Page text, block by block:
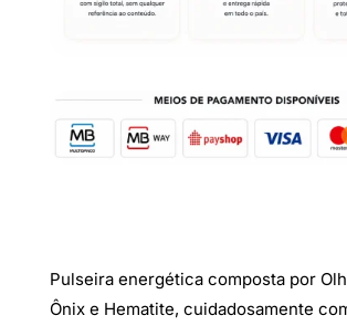
Hematite
Naturais
4mm
Pulseira energética composta por
Ônix e Hematite, cuidadosamente